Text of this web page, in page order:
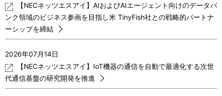
【NECネッツエスアイ】AIおよびAIエージェント向けのデータバ
ンク領域のビジネス参画を目指し米 TinyFish社との戦略的パートナ
ーシップを締結
2026年07月14日
【NECネッツエスアイ】IoT機器の通信を自動で最適化する次世
代通信基盤の研究開発を推進